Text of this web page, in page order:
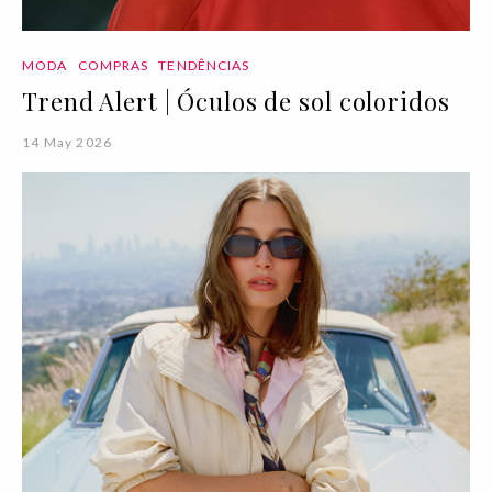
MODA COMPRAS TENDÊNCIAS
Trend Alert | Óculos de sol coloridos
14 May 2026